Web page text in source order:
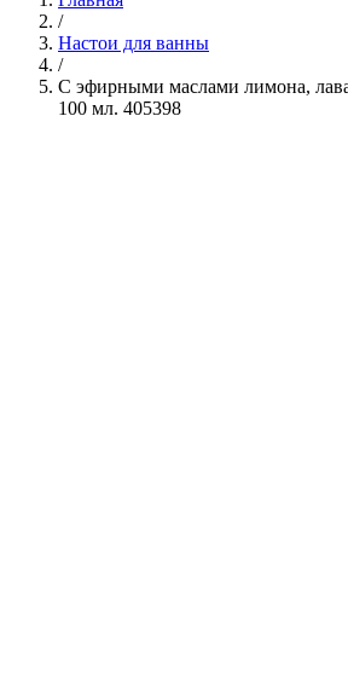
/
Настои для ванны
/
С эфирными маслами лимона,
100 мл. 405398